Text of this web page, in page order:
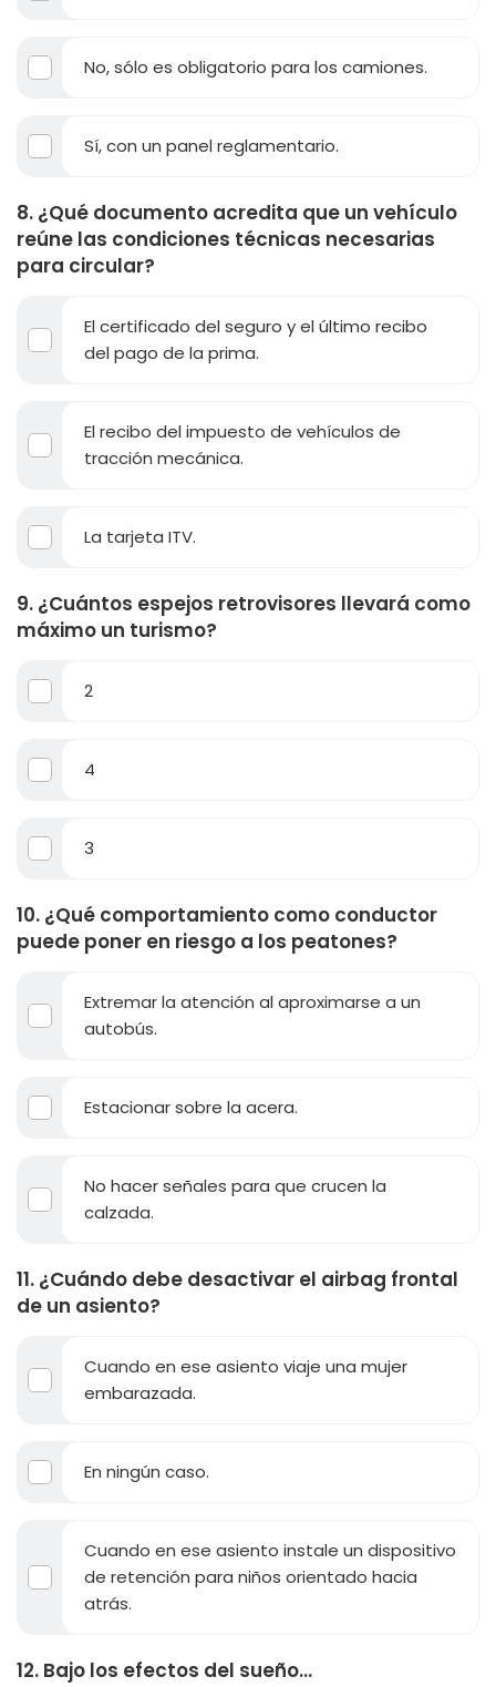
No, sólo es obligatorio para los camiones.
Sí, con un panel reglamentario.
8. ¿Qué documento acredita que un vehículo
reúne las condiciones técnicas necesarias
para circular?
El certificado del seguro y el último recibo
del pago de la prima.
El recibo del impuesto de vehículos de
tracción mecánica.
La tarjeta ITV.
9. ¿Cuántos espejos retrovisores llevará como
máximo un turismo?
2
4
3
10. ¿Qué comportamiento como conductor
puede poner en riesgo a los peatones?
Extremar la atención al aproximarse a un
autobús.
Estacionar sobre la acera.
No hacer señales para que crucen la
calzada.
11. ¿Cuándo debe desactivar el airbag frontal
de un asiento?
Cuando en ese asiento viaje una mujer
embarazada.
En ningún caso.
Cuando en ese asiento instale un dispositivo
de retención para niños orientado hacia
atrás.
12. Bajo los efectos del sueño...